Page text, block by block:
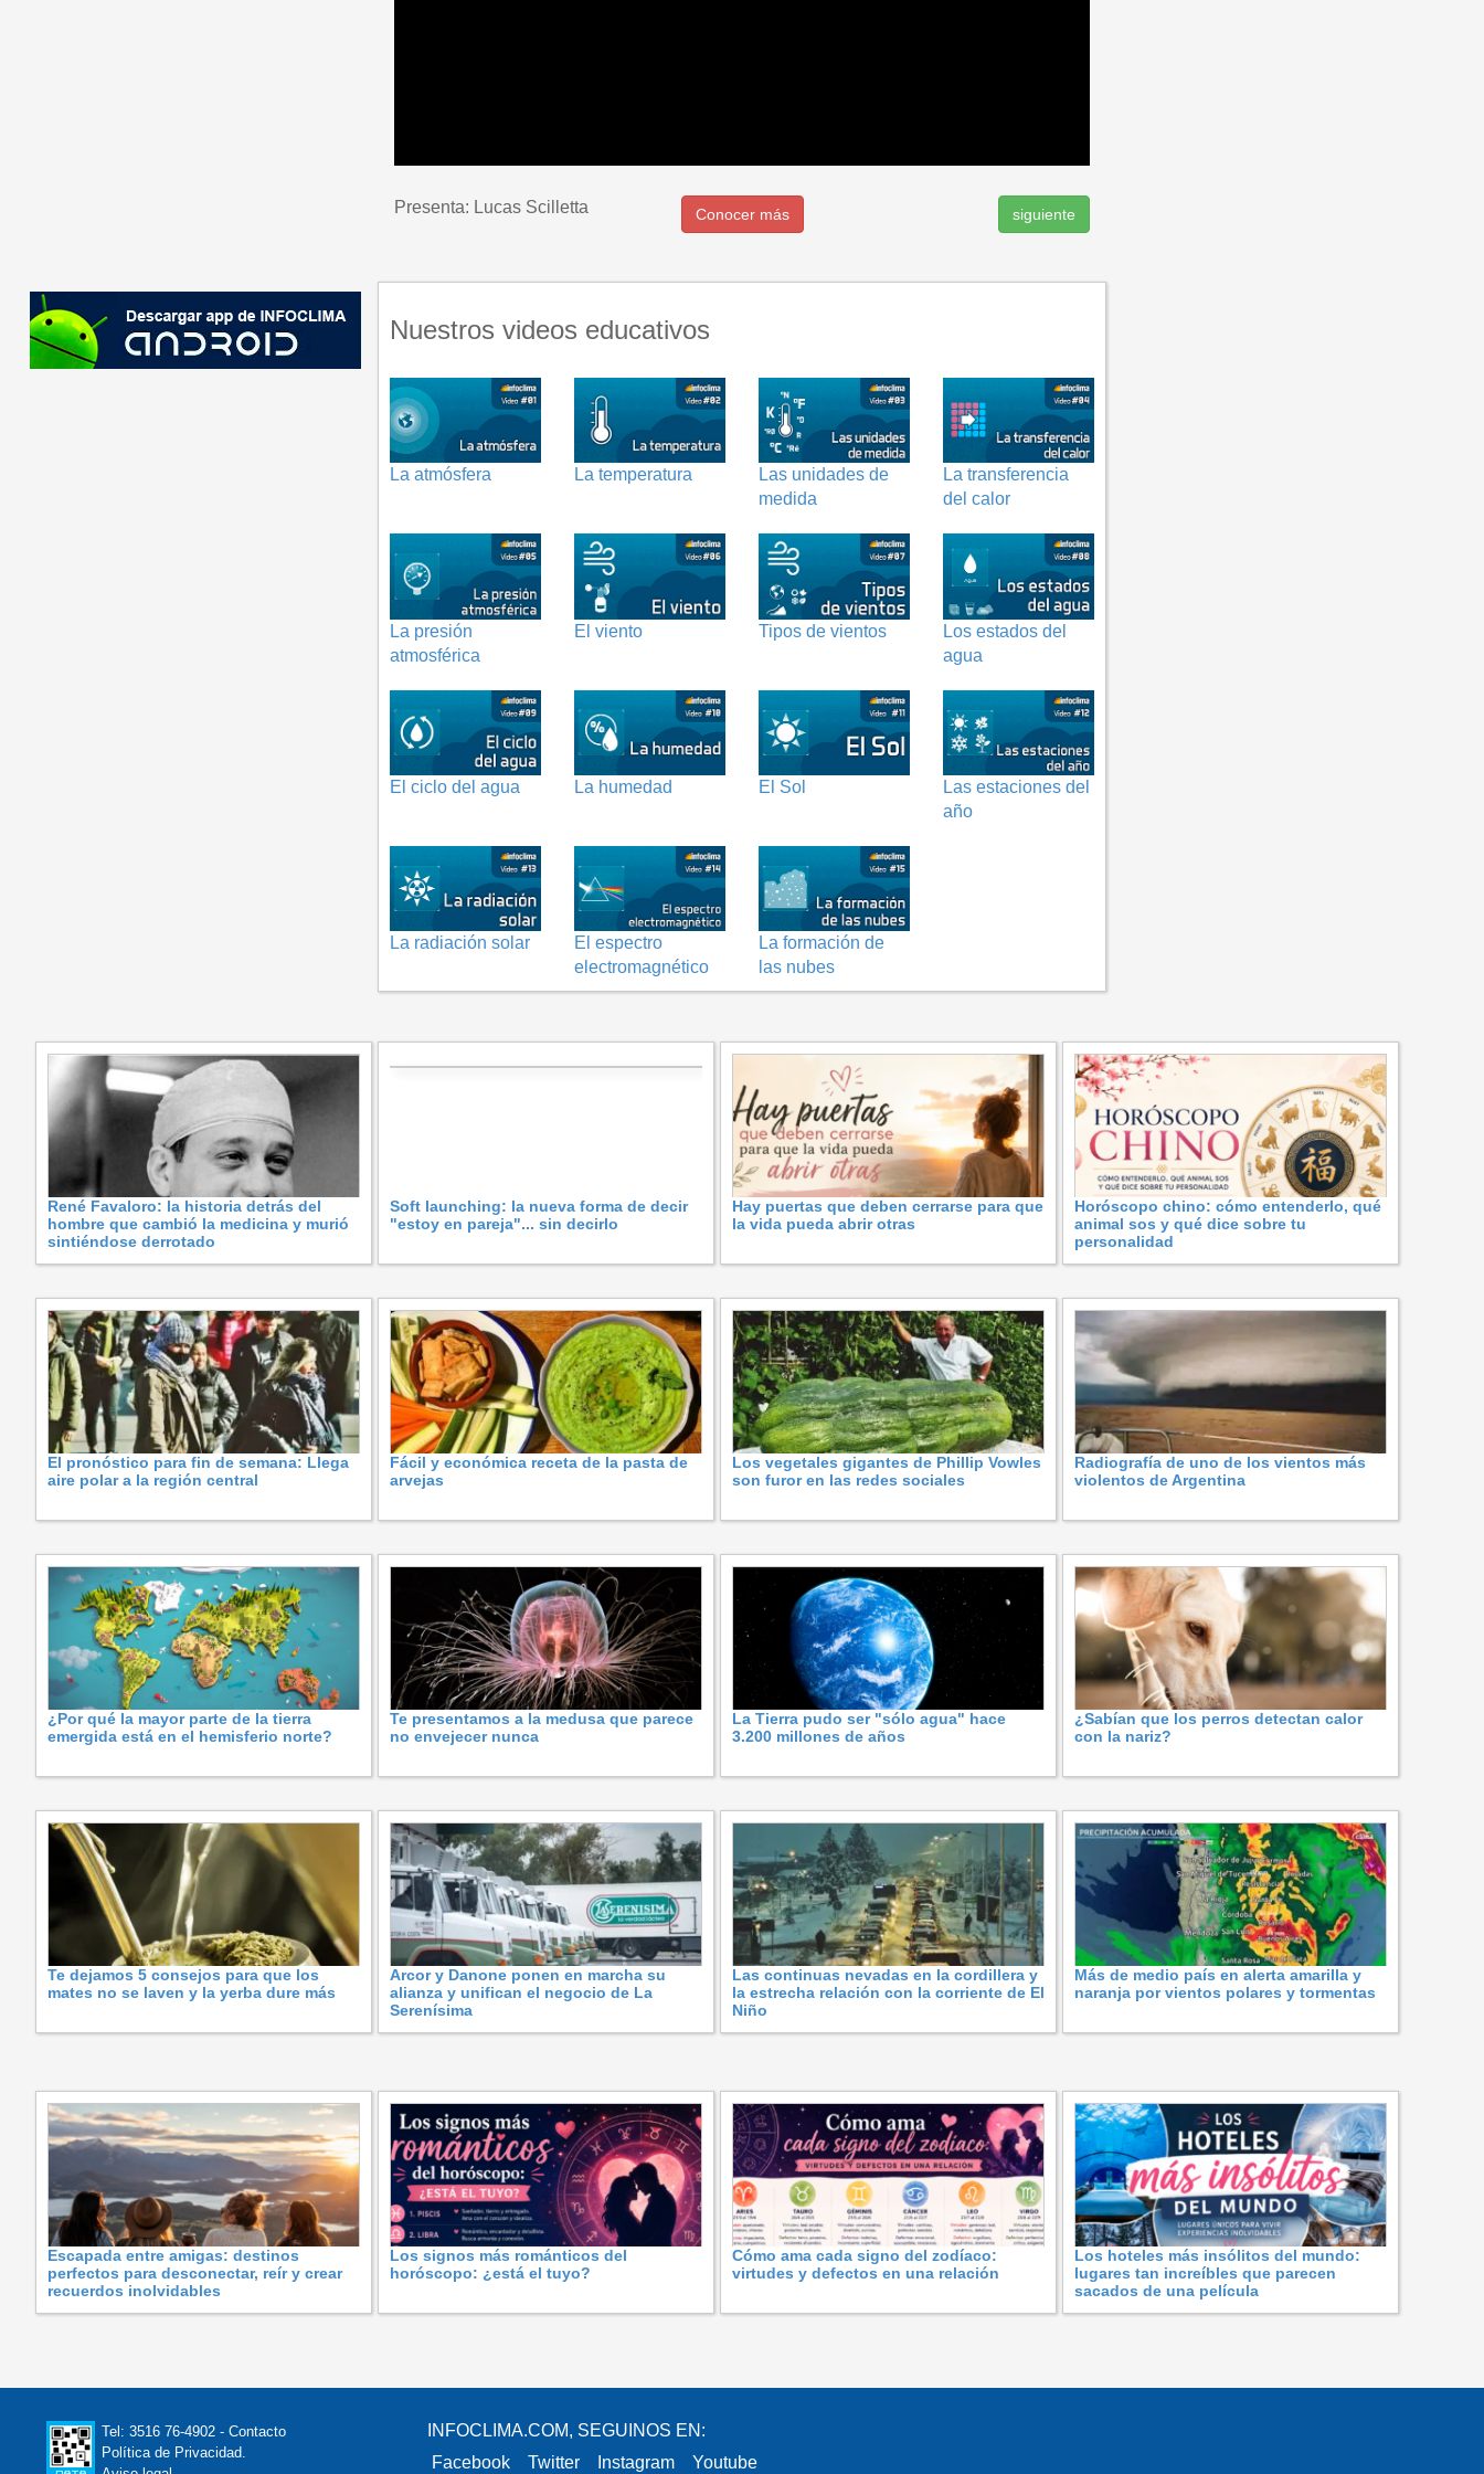
Presenta: Lucas Scilletta Conocer más siguiente
Nuestros videos educativos
La atmósfera La temperatura
Las unidades de
medida
La transferencia
del calor
La presión
atmosférica
El viento Tipos de vientos
Los estados del
agua
El ciclo del agua La humedad El Sol
Las estaciones del
año
La radiación solar
El espectro
electromagnético
La formación de
las nubes
René Favaloro: la historia detrás del
hombre que cambió la medicina y murió
sintiéndose derrotado
Soft launching: la nueva forma de decir
"estoy en pareja"... sin decirlo
Hay puertas que deben cerrarse para que
la vida pueda abrir otras
Horóscopo chino: cómo entenderlo, qué
animal sos y qué dice sobre tu
personalidad
El pronóstico para fin de semana: Llega
aire polar a la región central
Fácil y económica receta de la pasta de
arvejas
Los vegetales gigantes de Phillip Vowles
son furor en las redes sociales
Radiografía de uno de los vientos más
violentos de Argentina
¿Por qué la mayor parte de la tierra
emergida está en el hemisferio norte?
Te presentamos a la medusa que parece
no envejecer nunca
La Tierra pudo ser "sólo agua" hace
3.200 millones de años
¿Sabían que los perros detectan calor
con la nariz?
Te dejamos 5 consejos para que los
mates no se laven y la yerba dure más
Arcor y Danone ponen en marcha su
alianza y unifican el negocio de La
Serenísima
Las continuas nevadas en la cordillera y
la estrecha relación con la corriente de El
Niño
Más de medio país en alerta amarilla y
naranja por vientos polares y tormentas
Escapada entre amigas: destinos
perfectos para desconectar, reír y crear
recuerdos inolvidables
Los signos más románticos del
horóscopo: ¿está el tuyo?
Cómo ama cada signo del zodíaco:
virtudes y defectos en una relación
Los hoteles más insólitos del mundo:
lugares tan increíbles que parecen
sacados de una película
Tel: 3516 76-4902 - Contacto
Política de Privacidad
INFOCLIMA.COM, SEGUINOS EN:
Facebook
Twitter Instagram Youtube